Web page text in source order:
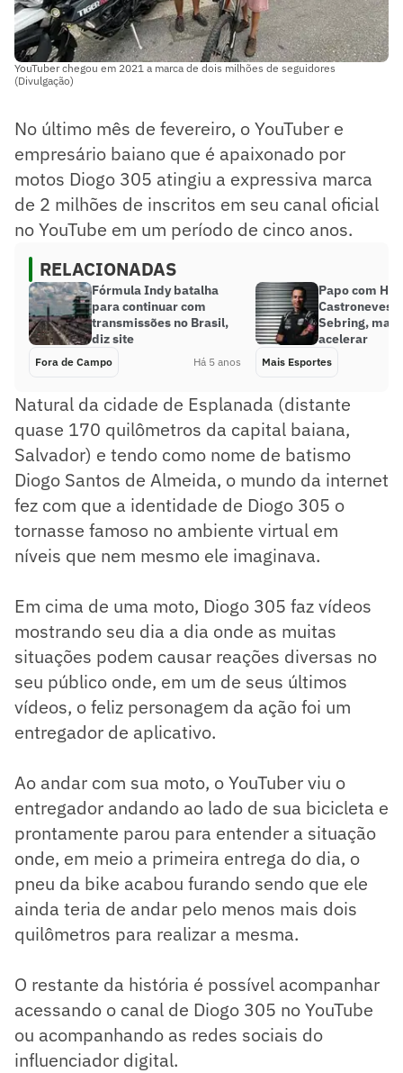
YouTuber chegou em 2021 a marca de dois milhões de seguidores
(Divulgação)
No último mês de fevereiro, o YouTuber e
empresário baiano que é apaixonado por
motos Diogo 305 atingiu a expressiva marca
de 2 milhões de inscritos em seu canal oficial
no YouTube em um período de cinco anos.
RELACIONADAS
Fórmula Indy batalha
para continuar com
transmissões no Brasil,
diz site
Fora de Campo Há 5 anos
Papo com
Castroneves:
Sebring, mas
acelerar
Mais Esportes
Natural da cidade de Esplanada (distante
quase 170 quilômetros da capital baiana,
Salvador) e tendo como nome de batismo
Diogo Santos de Almeida, o mundo da internet
fez com que a identidade de Diogo 305 o
tornasse famoso no ambiente virtual em
níveis que nem mesmo ele imaginava.
Em cima de uma moto, Diogo 305 faz vídeos
mostrando seu dia a dia onde as muitas
situações podem causar reações diversas no
seu público onde, em um de seus últimos
vídeos, o feliz personagem da ação foi um
entregador de aplicativo.
Ao andar com sua moto, o YouTuber viu o
entregador andando ao lado de sua bicicleta e
prontamente parou para entender a situação
onde, em meio a primeira entrega do dia, o
pneu da bike acabou furando sendo que ele
ainda teria de andar pelo menos mais dois
quilômetros para realizar a mesma.
O restante da história é possível acompanhar
acessando o canal de Diogo 305 no YouTube
ou acompanhando as redes sociais do
influenciador digital.